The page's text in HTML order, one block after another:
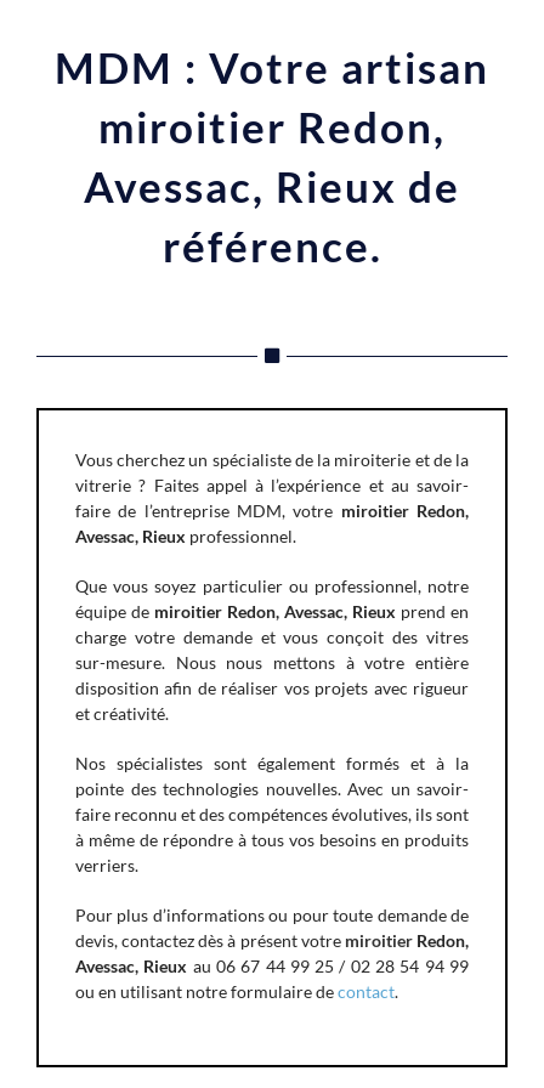
MDM : Votre artisan
miroitier Redon,
Avessac, Rieux de
référence.
Vous cherchez un spécialiste de la miroiterie et de la
vitrerie ? Faites appel à l’expérience et au savoir-
faire de l’entreprise MDM, votre miroitier Redon,
Avessac, Rieux professionnel.
Que vous soyez particulier ou professionnel, notre
équipe de miroitier Redon, Avessac, Rieux prend en
charge votre demande et vous conçoit des vitres
sur-mesure. Nous nous mettons à votre entière
disposition afin de réaliser vos projets avec rigueur
et créativité.
Nos spécialistes sont également formés et à la
pointe des technologies nouvelles. Avec un savoir-
faire reconnu et des compétences évolutives, ils sont
à même de répondre à tous vos besoins en produits
verriers.
Pour plus d’informations ou pour toute demande de
devis, contactez dès à présent votre miroitierRedon,
Avessac, Rieux au 06 67 44 99 25 / 02 28 54 94 99
ou en utilisant notre formulaire decontact.